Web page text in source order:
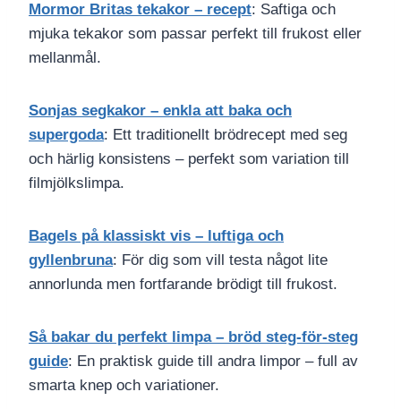
Mormor Britas tekakor – recept: Saftiga och
mjuka tekakor som passar perfekt till frukost eller
mellanmål.
Sonjas segkakor – enkla att baka och
supergoda: Ett traditionellt brödrecept med seg
och härlig konsistens – perfekt som variation till
filmjölkslimpa.
Bagels på klassiskt vis – luftiga och
gyllenbruna: För dig som vill testa något lite
annorlunda men fortfarande brödigt till frukost.
Så bakar du perfekt limpa – bröd steg-för-steg
guide: En praktisk guide till andra limpor – full av
smarta knep och variationer.